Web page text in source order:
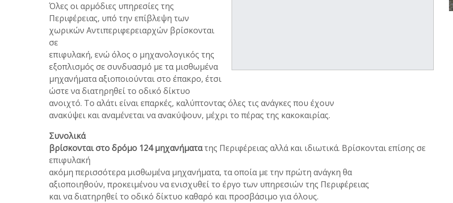
Όλες οι αρμόδιες υπηρεσίες της
Περιφέρειας, υπό την επίβλεψη των
χωρικών Αντιπεριφερειαρχών βρίσκονται
σε
επιφυλακή, ενώ όλος ο μηχανολογικός της
εξοπλισμός σε συνδυασμό με τα μισθωμένα
μηχανήματα αξιοποιούνται στο έπακρο, έτσι
ώστε να διατηρηθεί το οδικό δίκτυο
ανοιχτό. Το αλάτι είναι επαρκές, καλύπτοντας όλες τις ανάγκες που έχουν
ανακύψει και αναμένεται να ανακύψουν, μέχρι το πέρας της κακοκαιρίας.
Συνολικά
βρίσκονται στο δρόμο 124 μηχανήματατης Περιφέρειας αλλά και ιδιωτικά. Βρίσκονται επίσης σε
επιφυλακή
ακόμη περισσότερα μισθωμένα μηχανήματα, τα οποία με την πρώτη ανάγκη θα
αξιοποιηθούν, προκειμένου να ενισχυθεί το έργο των υπηρεσιών της Περιφέρειας
και να διατηρηθεί το οδικό δίκτυο καθαρό και προσβάσιμο για όλους.